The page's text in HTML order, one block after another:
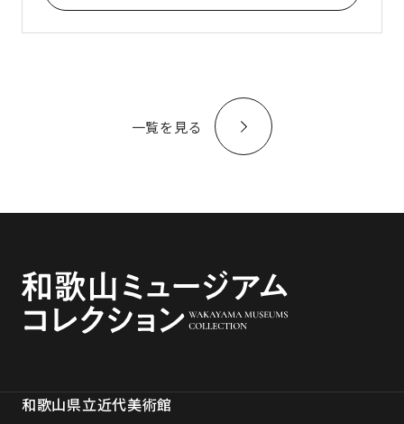
一覧を見る
和歌山県立近代美術館